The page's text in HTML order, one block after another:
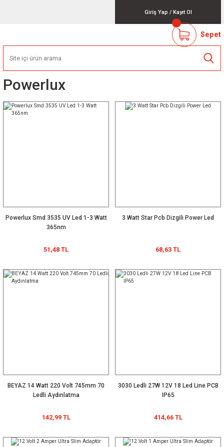
Giriş Yap / Kayıt Ol
Sepet
Powerlux
Powerlux Smd 3535 UV Led 1-3 Watt
365nm
51,48 TL
3 Watt Star Pcb Dizgili Power Led
68,63 TL
BEYAZ 14 Watt 220 Volt 745mm 70
Ledli Aydınlatma
142,99 TL
3030 Ledli 27W 12V 18 Led Line PCB
IP65
414,66 TL